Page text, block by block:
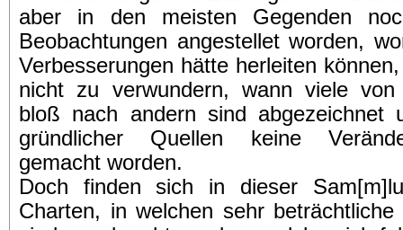
aber in den meisten Gegenden
Beobachtungen angestellet worden,
Verbesserungen hätte herleiten
nicht zu verwundern, wann viele von
bloß nach andern sind abgezeichnet
gründlicher Quellen keine
gemacht worden.
Doch finden sich in dieser
Charten, in welchen sehr beträchtliche